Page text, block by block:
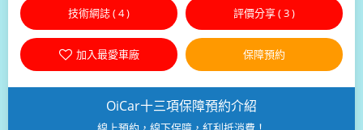
技術網誌 (4) 評價分享 (3)
加入最愛車廠 保障預約
OiCar十三項保障預約介紹